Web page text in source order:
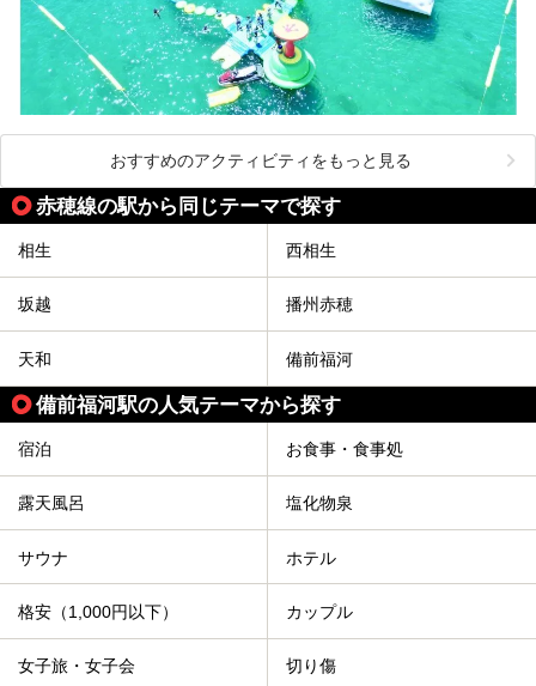
おすすめのアクティビティをもっと見る
赤穂線の駅から同じテーマで探す
相生 西相生
坂越 播州赤穂
天和 備前福河
備前福河駅の人気テーマから探す
宿泊 お食事・食事処
露天風呂 塩化物泉
サウナ ホテル
格安（1,000円以下） カップル
女子旅・女子会 切り傷